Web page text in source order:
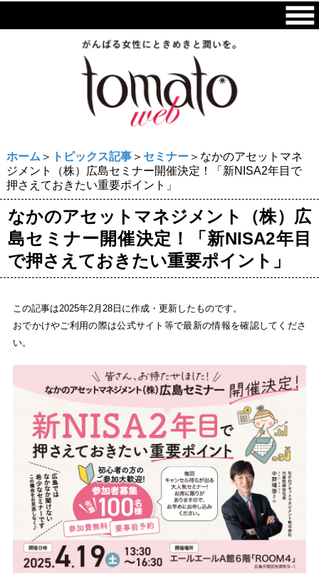
ホーム ＞ トピックス記事＞ セミナー＞なかのアセットマネ
ジメント（株）広島セミナー開催決定！「新NISA2年目で
押さえておきたい重要ポイント」
なかのアセットマネジメント（株）広
島セミナー開催決定！「新NISA2年目
で押さえておきたい重要ポイント」
この記事は2025年2月28日に作成・更新したものです。
おでかけやご利用の際は公式サイト等で最新の情報を確認してくださ
い。